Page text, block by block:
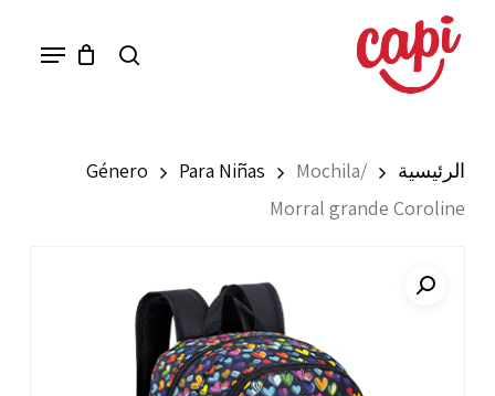
Menu
الرئيسية Género Para Niñas
Mochila/
Morral grande Coroline